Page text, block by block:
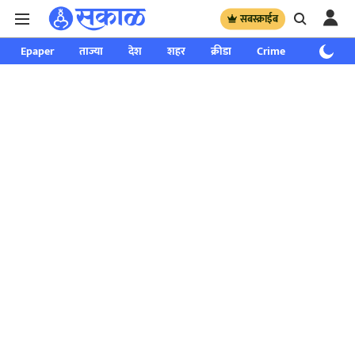
सबस्क्राईब
Epaper ताज्या देश शहर क्रीडा Crime साप्ताहिक